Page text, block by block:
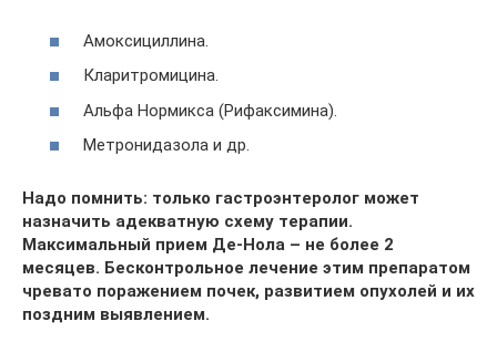
Амоксициллина.
Кларитромицина.
Альфа Нормикса (Рифаксимина).
Метронидазола и др.
Надо помнить: только гастроэнтеролог может
назначить адекватную схему терапии.
Максимальный прием Де-Нола – не более 2
месяцев. Бесконтрольное лечение этим препаратом
чревато поражением почек, развитием опухолей и их
поздним выявлением.